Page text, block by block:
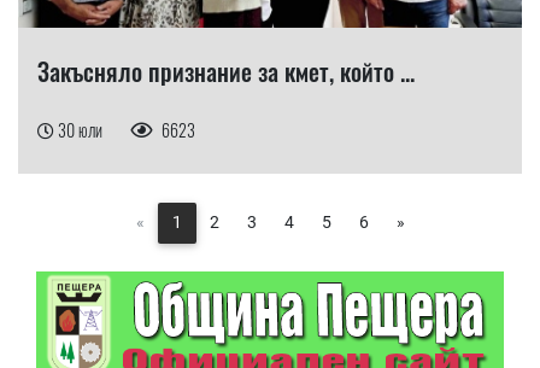
Закъсняло признание за кмет, който ...
30 юли 6623
« 1 2 3 4 5 6 »